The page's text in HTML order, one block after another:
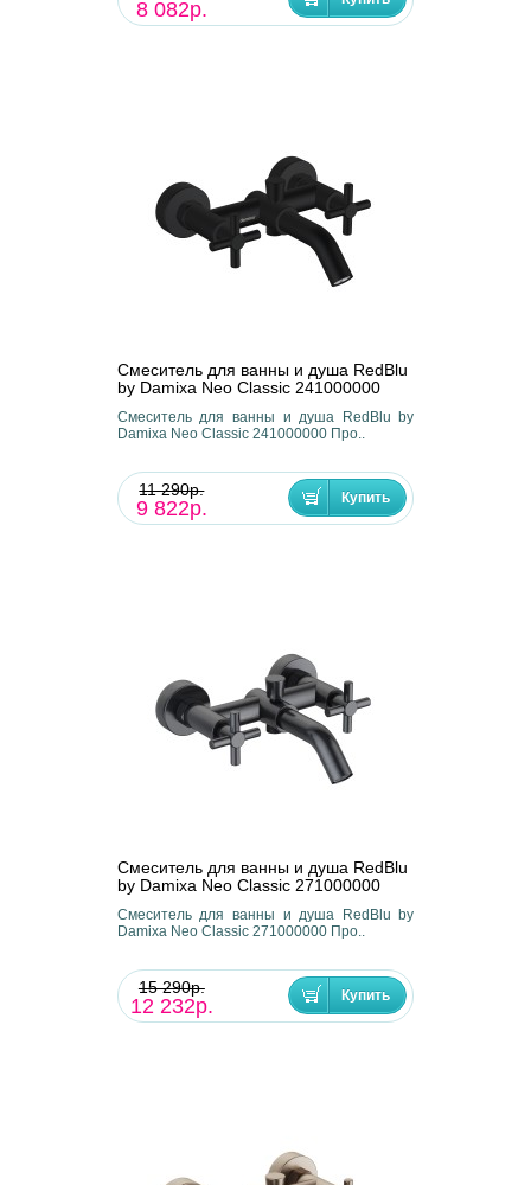
8 082р.
Смеситель для ванны и душа RedBlu
by Damixa Neo Classic 241000000
Смеситель для ванны и душа RedBlu by
Damixa Neo Classic 241000000 Про..
11 290р.
9 822р.
Смеситель для ванны и душа RedBlu
by Damixa Neo Classic 271000000
Смеситель для ванны и душа RedBlu by
Damixa Neo Classic 271000000 Про..
15 290р.
12 232р.